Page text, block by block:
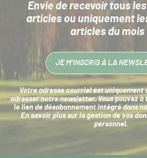
Envie de recevoir tous
articlesou uniquement
articles du mois
JE M’INSCRIS À LA
Votre adresse courriel est uniquement
adresser notre newsletter. Vous pouvez
le lien de désabonnement intégré dans
En savoir plus sur la gestion de vos
personnel.